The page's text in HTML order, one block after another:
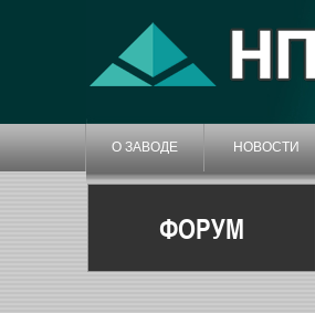
О ЗАВОДЕ НОВОСТИ
ФОРУМ